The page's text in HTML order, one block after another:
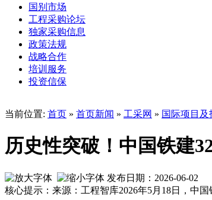
国别市场
工程采购论坛
独家采购信息
政策法规
战略合作
培训服务
投资信保
当前位置: 首页 » 首页新闻 » 工采网 » 国际项目及
历史性突破！中国铁建
发布日期：2026-06-02
核心提示：来源：工程智库2026年5月18日，中